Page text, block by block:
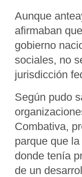
Aunque
afirmaban
gobierno
sociales, no
jurisdicción
Según pudo
Combativa,
parque que
donde tenía
de un